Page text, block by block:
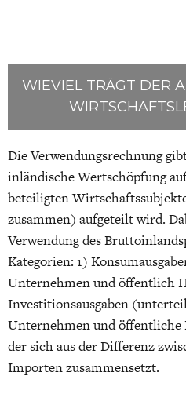
WIEVIEL TRÄGT DER
Die Verwendungsrechnung
inländische Wertschöpfung
beteiligten
zusammen) aufgeteilt wird.
Verwendung des
Kategorien: 1)
Unternehmen und öffentlich
Investitionsausgaben
Unternehmen und öffentliche
der sich aus der Differenz
Importen zusammensetzt.